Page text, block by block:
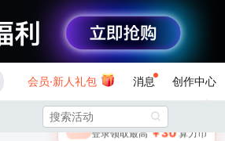
会员·新人礼包 消息 创作中心
🎁 未登录
登录领取最高￥30算力币
